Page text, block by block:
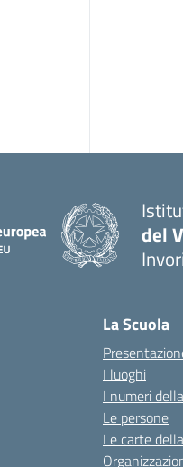
del
La Scuola
I luoghi
I numeri
Le persone
Le carte